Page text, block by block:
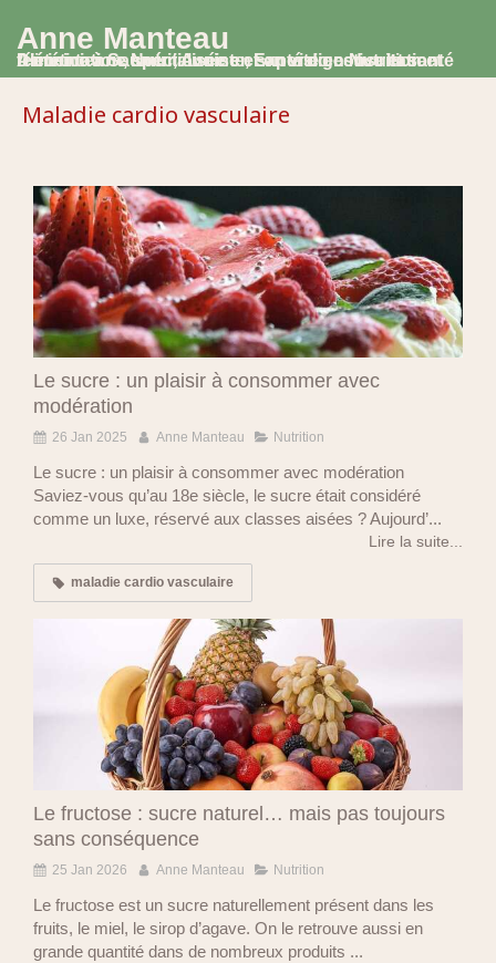
Anne Manteau
Diététicienne Nutritionniste, Experte en Nutrition et Alimentation, spécialisée en santé digestive et santé féminine à Saumur, Avoine et en visio consultation
Maladie cardio vasculaire
Le sucre : un plaisir à consommer avec
modération
26 Jan 2025 Anne Manteau Nutrition
Le sucre : un plaisir à consommer avec modération
Saviez-vous qu’au 18e siècle, le sucre était considéré
comme un luxe, réservé aux classes aisées ? Aujourd’...
Lire la suite...
maladie cardio vasculaire
Le fructose : sucre naturel… mais pas toujours
sans conséquence
25 Jan 2026 Anne Manteau Nutrition
Le fructose est un sucre naturellement présent dans les
fruits, le miel, le sirop d’agave. On le retrouve aussi en
grande quantité dans de nombreux produits ...